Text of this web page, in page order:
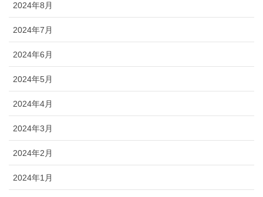
2024年8月
2024年7月
2024年6月
2024年5月
2024年4月
2024年3月
2024年2月
2024年1月